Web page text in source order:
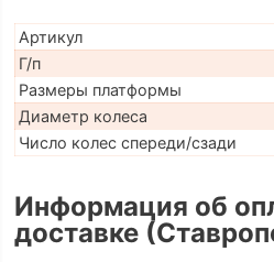
Артикул
Г/п
Размеры платформы
Диаметр колеса
Число колес спереди/сзади
Информация об
доставке